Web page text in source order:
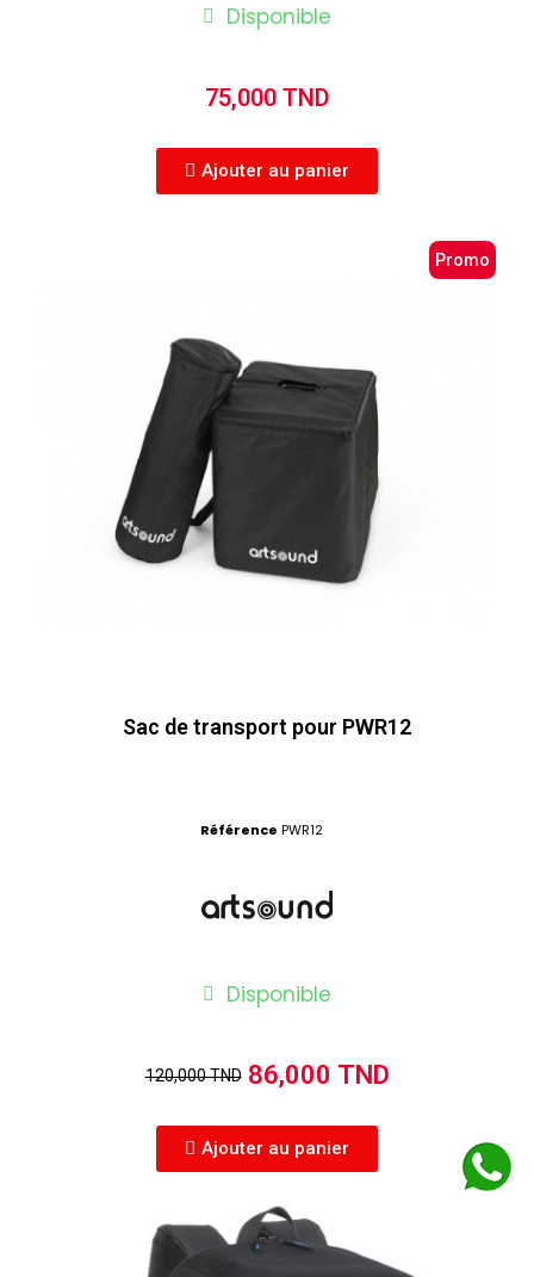
Disponible
75,000 TND
Ajouter au panier
Promo
Sac de transport pour PWR12
Référence PWR12
Disponible
120,000 TND 86,000 TND
Ajouter au panier